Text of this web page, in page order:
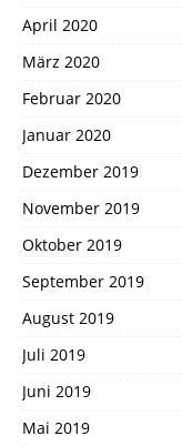
April 2020
März 2020
Februar 2020
Januar 2020
Dezember 2019
November 2019
Oktober 2019
September 2019
August 2019
Juli 2019
Juni 2019
Mai 2019